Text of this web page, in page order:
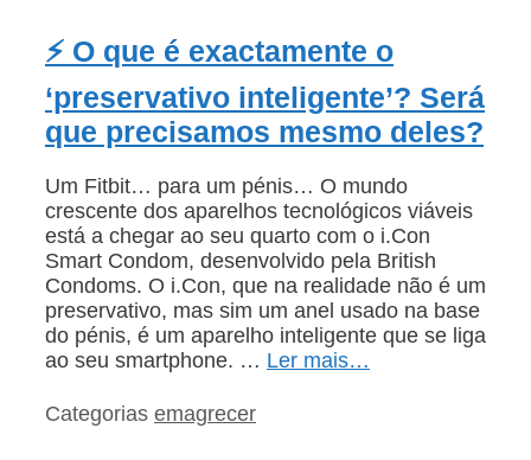
⚡ O que é exactamente o
‘preservativo inteligente’? Será
que precisamos mesmo deles?
Um Fitbit… para um pénis… O mundo
crescente dos aparelhos tecnológicos viáveis
está a chegar ao seu quarto com o i.Con
Smart Condom, desenvolvido pela British
Condoms. O i.Con, que na realidade não é um
preservativo, mas sim um anel usado na base
do pénis, é um aparelho inteligente que se liga
ao seu smartphone. … Ler mais…
Categorias emagrecer